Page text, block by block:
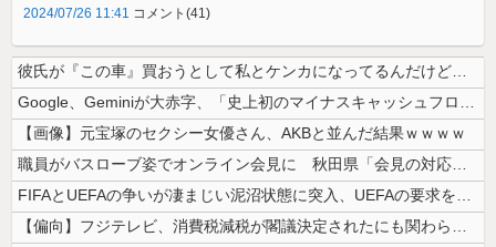
2024/07/26 11:41 コメント(41)
彼氏が『この車』買おうとして私とケンカになってるんだけどｗｗｗｗｗｗ
Google、Geminiが大赤字、「史上初のマイナスキャッシュフロー...
【画像】元宝塚のセクシー女優さん、AKBと並んだ結果ｗｗｗｗ
職員がバスローブ姿でオンライン会見に 秋田県「会見の対応に問題があった...
FIFAとUEFAの争いが凄まじい泥沼状態に突入、UEFAの要求を呑ん...
【偏向】フジテレビ、消費税減税が閣議決定されたにも関わらず、消費税減税...